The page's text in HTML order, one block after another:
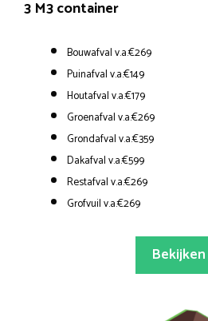
3 M3 container
Bouwafval v.a.€269
Puinafval v.a.€149
Houtafval v.a.€179
Groenafval v.a.€269
Grondafval v.a.€359
Dakafval v.a.€599
Restafval v.a.€269
Grofvuil v.a.€269
Bekijken